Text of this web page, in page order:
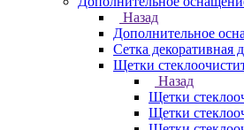
Назад
Дополнительное
Сетка декоративная
Щетки
Назад
Щетки
Щетки